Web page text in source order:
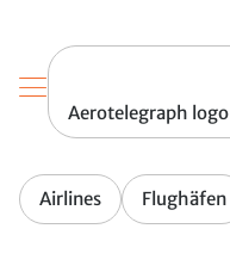
Aerotelegraph logo
Airlines Flughäfen